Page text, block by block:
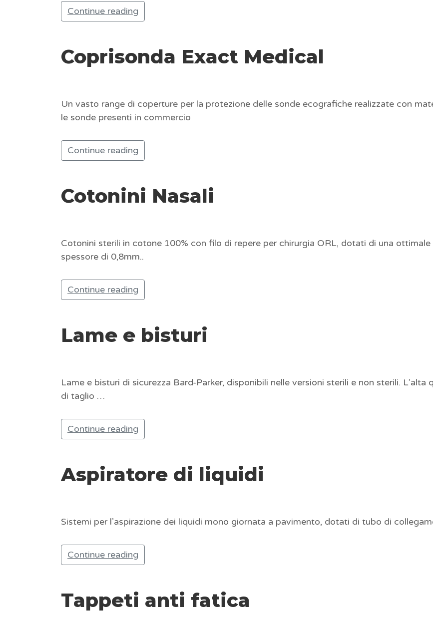
Continue reading
Coprisonda Exact Medical
Un vasto range di coperture per la protezione delle sonde ecografiche realizzate con
le sonde presenti in commercio
Continue reading
Cotonini Nasali
Cotonini sterili in cotone 100% con filo di repere per chirurgia ORL, dotati di una
spessore di 0,8mm..
Continue reading
Lame e bisturi
Lame e bisturi di sicurezza Bard-Parker, disponibili nelle versioni sterili e non sterili.
di taglio …
Continue reading
Aspiratore di liquidi
Sistemi per l’aspirazione dei liquidi mono giornata a pavimento, dotati di tubo di
Continue reading
Tappeti anti fatica